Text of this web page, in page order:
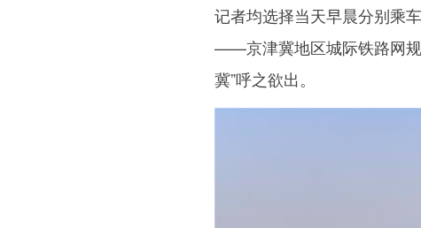
记者均选择当天早晨分别乘
——京津冀地区城际铁路网规
冀”呼之欲出。